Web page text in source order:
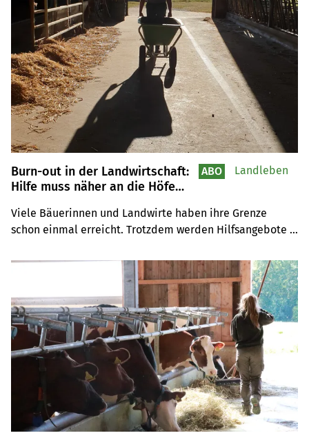
Burn-out in der Landwirtschaft:
Hilfe muss näher an die Höfe
Viele Bäuerinnen und Landwirte haben ihre Grenze
schon einmal erreicht. Trotzdem werden Hilfsangebote
durch vertraute Personen aus dem landwirtschaftlichen
ABO Landleben